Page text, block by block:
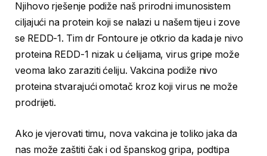
Njihovo rješenje podiže naš prirodni imunosistem
ciljajući na protein koji se nalazi u našem tijeu i zove
se REDD-1. Tim dr Fontoure je otkrio da kada je nivo
proteina REDD-1 nizak u ćelijama, virus gripe može
veoma lako zaraziti ćeliju. Vakcina podiže nivo
proteina stvarajući omotač kroz koji virus ne može
prodrijeti.
Ako je vjerovati timu, nova vakcina je toliko jaka da
nas može zaštiti čak i od španskog gripa, podtipa